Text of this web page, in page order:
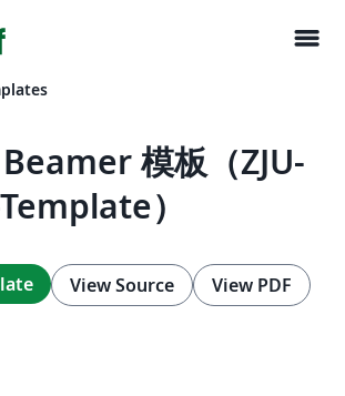
menu
模板（ZJU-
）
View Source View PDF